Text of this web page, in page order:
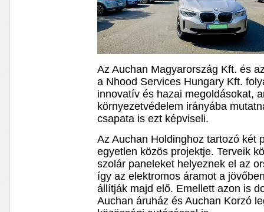
Az Auchan Magyarország Kft. és
a Nhood Services Hungary Kft.
innovatív és hazai megoldásokat,
környezetvédelem irányába
csapata is ezt képviseli.
Az Auchan Holdinghoz tartozó két
egyetlen közös projektje. Terveik
szolár paneleket helyeznek el az
így az elektromos áramot a
állítják majd elő. Emellett azon is
Auchan áruház és Auchan Korzó